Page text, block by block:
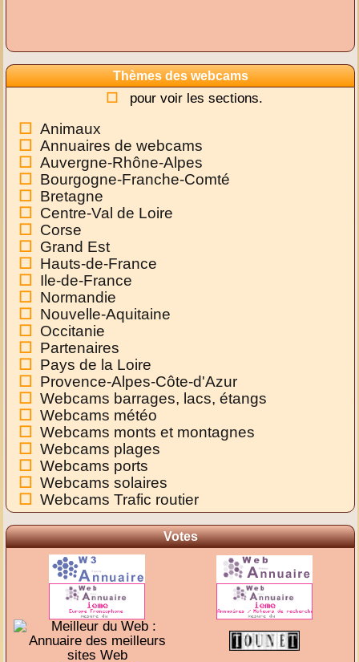
Thèmes des webcams
pour voir les sections.
Animaux
Annuaires de webcams
Auvergne-Rhône-Alpes
Bourgogne-Franche-Comté
Bretagne
Centre-Val de Loire
Corse
Grand Est
Hauts-de-France
Ile-de-France
Normandie
Nouvelle-Aquitaine
Occitanie
Partenaires
Pays de la Loire
Provence-Alpes-Côte-d'Azur
Webcams barrages, lacs, étangs
Webcams météo
Webcams monts et montagnes
Webcams plages
Webcams ports
Webcams solaires
Webcams Trafic routier
Votes